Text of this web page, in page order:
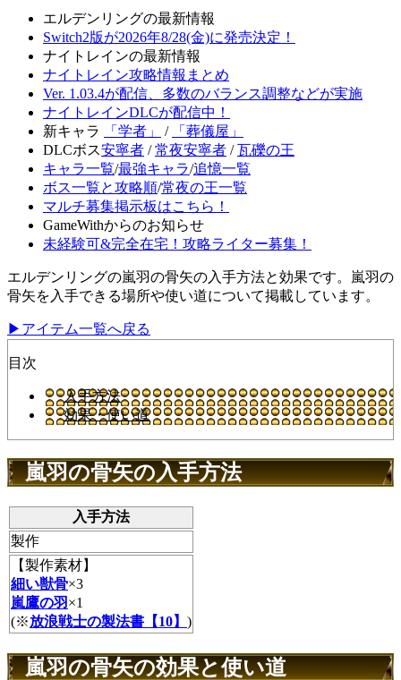
エルデンリングの最新情報
Switch2版が2026年8/28(金)に発売決定！
ナイトレインの最新情報
ナイトレイン攻略情報まとめ
Ver. 1.03.4が配信、多数のバランス調整などが実施
ナイトレインDLCが配信中！
新キャラ
「学者」 /
「葬儀屋」
DLCボス安寧者 /常夜安寧者 /瓦礫の王
キャラ一覧/最強キャラ/追憶一覧
ボス一覧と攻略順/常夜の王一覧
マルチ募集掲示板はこちら！
GameWithからのお知らせ
未経験可&完全在宅！攻略ライター募集！
エルデンリングの嵐羽の骨矢の入手方法と効果です。嵐羽の
骨矢を入手できる場所や使い道について掲載しています。
▶アイテム一覧へ戻る
目次
入手方法
効果・使い道
嵐羽の骨矢の入手方法
入手方法
製作
【製作素材】
細い獣骨×3
嵐鷹の羽 ×1
(※放浪戦士の製法書【10】 )
嵐羽の骨矢の効果と使い道